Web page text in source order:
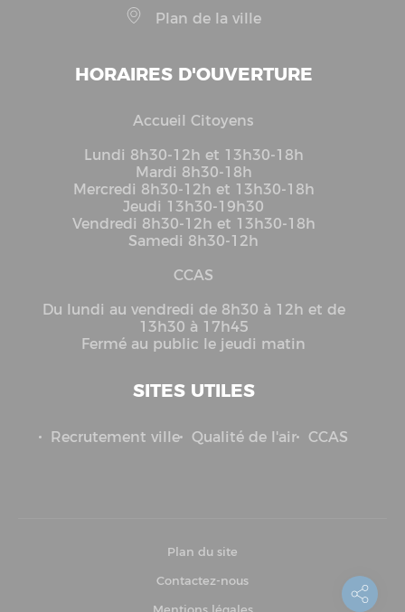
Plan de la ville
HORAIRES D'OUVERTURE
Accueil Citoyens
Lundi 8h30-12h et 13h30-18h
Mardi 8h30-18h
Mercredi 8h30-12h et 13h30-18h
Jeudi 13h30-19h30
Vendredi 8h30-12h et 13h30-18h
Samedi 8h30-12h
CCAS
Du lundi au vendredi de 8h30 à 12h et de
13h30 à 17h45
Fermé au public le jeudi matin
SITES UTILES
Recrutement ville Qualité de l'air CCAS
Plan du site
Contactez-nous